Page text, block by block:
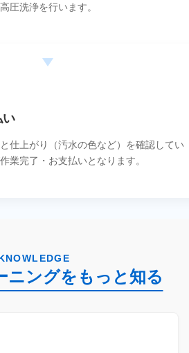
圧洗浄を行います。
い
仕上がり（汚水の色など）を確認してい
業完了・お支払いとなります。
ニングをもっと知る